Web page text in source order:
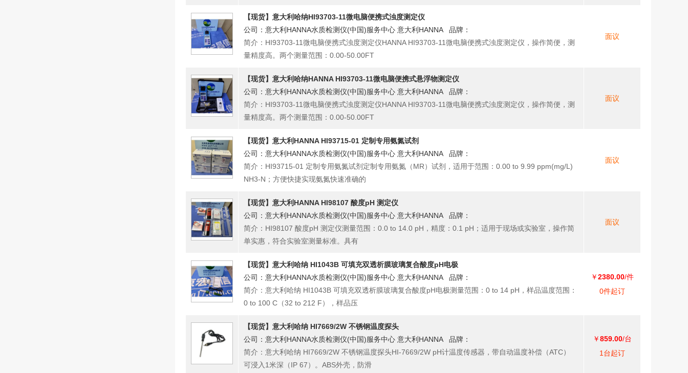
【现货】意大利哈纳HI93703-11微电脑便携式浊度测定仪
公司：意大利HANNA水质检测仪(中国)服务中心 意大利HANNA 品牌：
简介：HI93703-11微电脑便携式浊度测定仪HANNA HI93703-11微电脑便携式浊度测定仪，操作简便，测
量精度高。两个测量范围：0.00-50.00FT
面议
【现货】意大利哈纳HANNA HI93703-11微电脑便携式悬浮物测定仪
公司：意大利HANNA水质检测仪(中国)服务中心 意大利HANNA 品牌：
简介：HI93703-11微电脑便携式浊度测定仪HANNA HI93703-11微电脑便携式浊度测定仪，操作简便，测
量精度高。两个测量范围：0.00-50.00FT
面议
【现货】意大利HANNA HI93715-01 定制专用氨氮试剂
公司：意大利HANNA水质检测仪(中国)服务中心 意大利HANNA 品牌：
简介：HI93715-01 定制专用氨氮试剂定制专用氨氮（MR）试剂，适用于范围：0.00 to 9.99 ppm(mg/L)
NH3-N；方便快捷实现氨氮快速准确的
面议
【现货】意大利HANNA HI98107 酸度pH 测定仪
公司：意大利HANNA水质检测仪(中国)服务中心 意大利HANNA 品牌：
简介：HI98107 酸度pH 测定仪测量范围：0.0 to 14.0 pH，精度：0.1 pH；适用于现场或实验室，操作简
单实惠，符合实验室测量标准。具有
面议
【现货】意大利哈纳 HI1043B 可填充双透析膜玻璃复合酸度pH电极
公司：意大利HANNA水质检测仪(中国)服务中心 意大利HANNA 品牌：
简介：意大利哈纳 HI1043B 可填充双透析膜玻璃复合酸度pH电极测量范围：0 to 14 pH，样品温度范围：
0 to 100 C（32 to 212 F），样品压
￥2380.00/件
0件起订
【现货】意大利哈纳 HI7669/2W 不锈钢温度探头
公司：意大利HANNA水质检测仪(中国)服务中心 意大利HANNA 品牌：
简介：意大利哈纳 HI7669/2W 不锈钢温度探头HI-7669/2W pH计温度传感器，带自动温度补偿（ATC）
可浸入1米深（IP 67）。ABS外壳，防滑
￥859.00/台
1台起订